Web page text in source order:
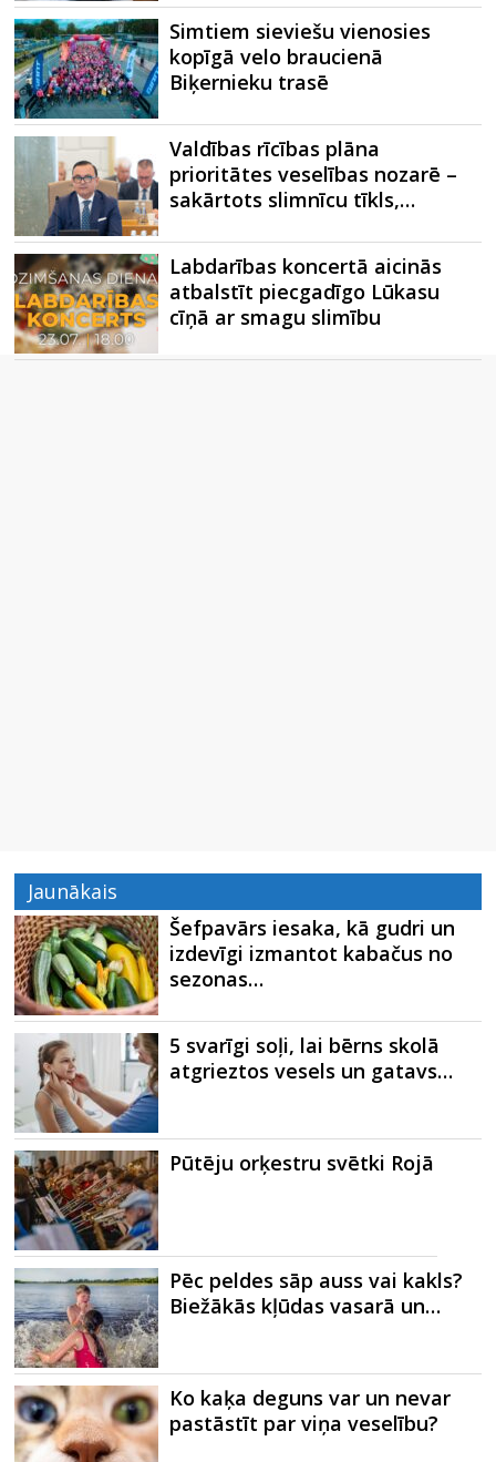
Simtiem sieviešu vienosies
kopīgā velo braucienā
Biķernieku trasē
Valdības rīcības plāna
prioritātes veselības nozarē –
sakārtots slimnīcu tīkls,…
Labdarības koncertā aicinās
atbalstīt piecgadīgo Lūkasu
cīņā ar smagu slimību
Jaunākais
Šefpavārs iesaka, kā gudri un
izdevīgi izmantot kabačus no
sezonas…
5 svarīgi soļi, lai bērns skolā
atgrieztos vesels un gatavs…
Pūtēju orķestru svētki Rojā
Pēc peldes sāp auss vai kakls?
Biežākās kļūdas vasarā un…
Ko kaķa deguns var un nevar
pastāstīt par viņa veselību?